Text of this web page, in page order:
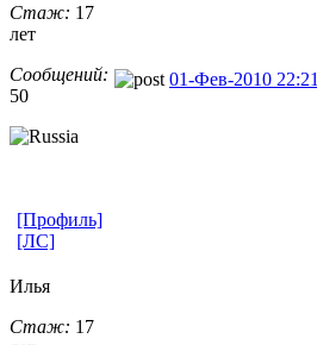
Стаж: 17
лет
Сообщений:
50
01-Фев-2010 22:21
[Профиль]
[ЛС]
Илья
Стаж: 17